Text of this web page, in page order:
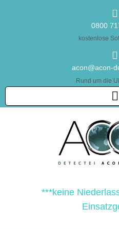
0800
kostenlose
acon@acon-
Rund um die
***keine